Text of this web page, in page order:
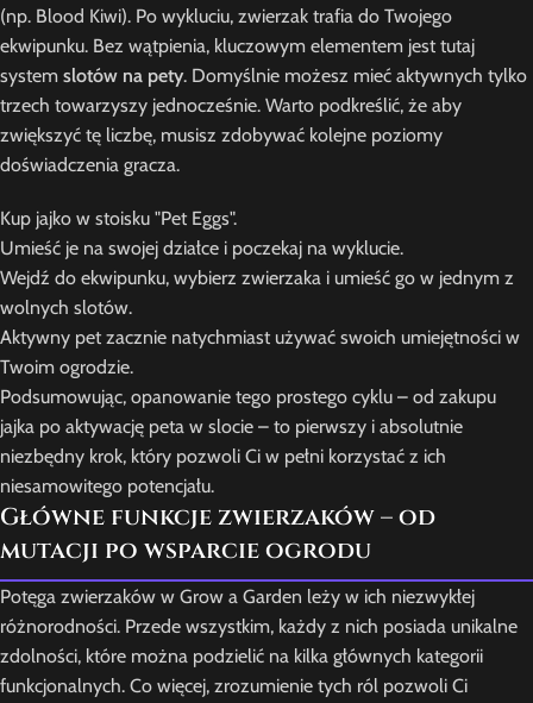
(np. Blood Kiwi). Po wykluciu, zwierzak trafia do Twojego
ekwipunku. Bez wątpienia, kluczowym elementem jest tutaj
system slotów na pety. Domyślnie możesz mieć aktywnych tylko
trzech towarzyszy jednocześnie. Warto podkreślić, że aby
zwiększyć tę liczbę, musisz zdobywać kolejne poziomy
doświadczenia gracza.
Kup jajko w stoisku "Pet Eggs".
Umieść je na swojej działce i poczekaj na wyklucie.
Wejdź do ekwipunku, wybierz zwierzaka i umieść go w jednym z
wolnych slotów.
Aktywny pet zacznie natychmiast używać swoich umiejętności w
Twoim ogrodzie.
Podsumowując, opanowanie tego prostego cyklu – od zakupu
jajka po aktywację peta w slocie – to pierwszy i absolutnie
niezbędny krok, który pozwoli Ci w pełni korzystać z ich
niesamowitego potencjału.
Główne funkcje zwierzaków – od
mutacji po wsparcie ogrodu
Potęga zwierzaków w Grow a Garden leży w ich niezwykłej
różnorodności. Przede wszystkim, każdy z nich posiada unikalne
zdolności, które można podzielić na kilka głównych kategorii
funkcjonalnych. Co więcej, zrozumienie tych ról pozwoli Ci